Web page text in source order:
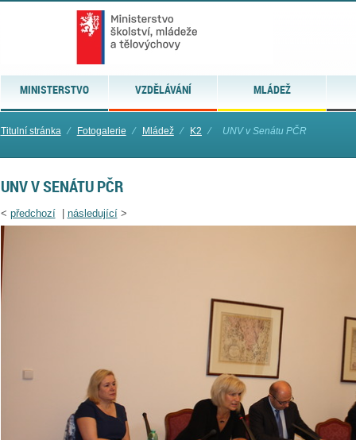
MINISTERSTVO VZDĚLÁVÁNÍ MLÁDEŽ
Titulní stránka ⁄ Fotogalerie ⁄ Mládež ⁄ K2 ⁄ UNV v Senátu PČR
UNV V SENÁTU PČR
< předchozí| následující>